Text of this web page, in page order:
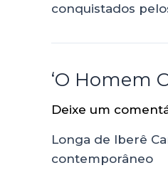
conquistados
‘O Homem
Deixe um
Longa de Iberê
contemporâneo